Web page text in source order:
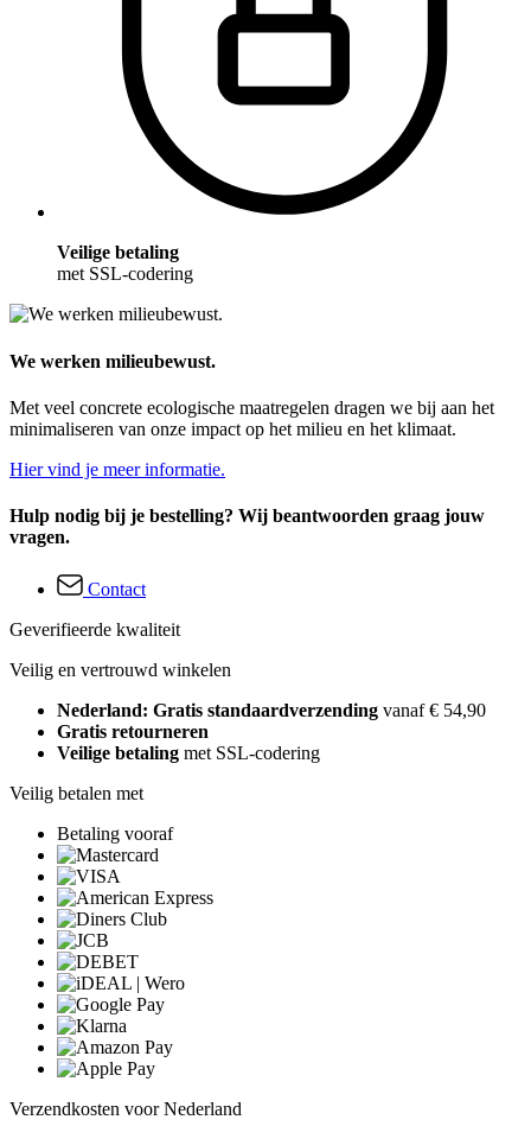
Veilige betaling
met SSL-codering
We werken milieubewust.
Met veel concrete ecologische maatregelen dragen we bij aan het
minimaliseren van onze impact op het milieu en het klimaat.
Hier vind je meer informatie.
Hulp nodig bij je bestelling? Wij beantwoorden graag jouw
vragen.
Contact
Geverifieerde kwaliteit
Veilig en vertrouwd winkelen
Nederland: Gratis standaardverzending vanaf € 54,90
Gratis retourneren
Veilige betaling met SSL-codering
Veilig betalen met
Betaling vooraf
Verzendkosten voor Nederland